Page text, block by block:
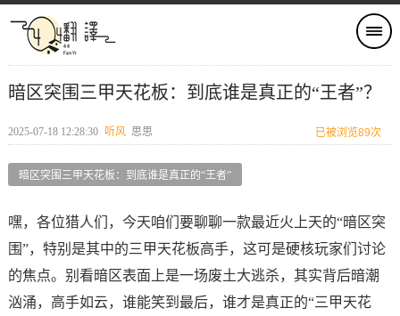
暗区突围三甲天花板：到底谁是真正的“王者”？
2025-07-18 12:28:30 听风 思思 已被浏览89次
暗区突围三甲天花板：到底谁是真正的“王者”
嘿，各位猎人们，今天咱们要聊聊一款最近火上天的“暗区突
围”，特别是其中的三甲天花板高手，这可是硬核玩家们讨论
的焦点。别看暗区表面上是一场废土大逃杀，其实背后暗潮
汹涌，高手如云，谁能笑到最后，谁才是真正的“三甲天花